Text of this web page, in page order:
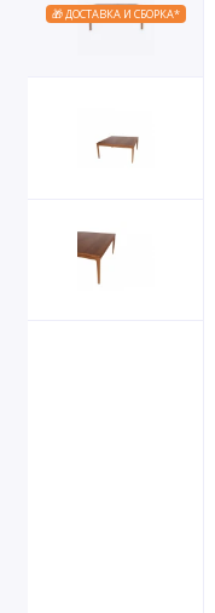
🎁 ДОСТАВКА И СБОРКА*